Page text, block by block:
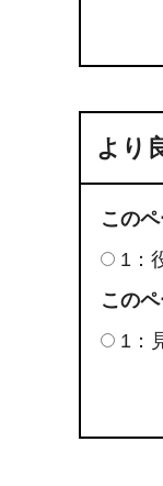
より
この
1：
この
1：